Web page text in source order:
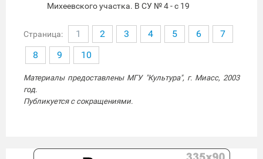
Михеевского участка. В СУ № 4 - с 19
Страница: 1 2 3 4 5 6
7
8
9 10
Материалы предоставлены МГУ "Культура", г. Миасс, 2003
год.
Публикуется с сокращениями.